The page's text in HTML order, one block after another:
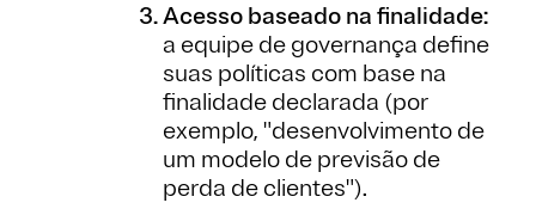
Acesso baseado na finalidade:
a equipe de governança define
suas políticas com base na
finalidade declarada (por
exemplo, "desenvolvimento de
um modelo de previsão de
perda de clientes").